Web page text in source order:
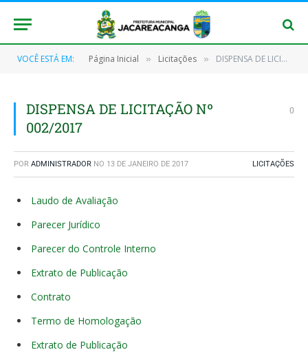
VOCÊ ESTÁ EM: Página Inicial » Licitações » DISPENSA DE LICITAÇÃO Nº 002/2017
DISPENSA DE LICITAÇÃO Nº
002/2017
0
POR ADMINISTRADOR NO 13 DE JANEIRO DE 2017 LICITAÇÕES
Laudo de Avaliação
Parecer Jurídico
Parecer do Controle Interno
Extrato de Publicação
Contrato
Termo de Homologação
Extrato de Publicação